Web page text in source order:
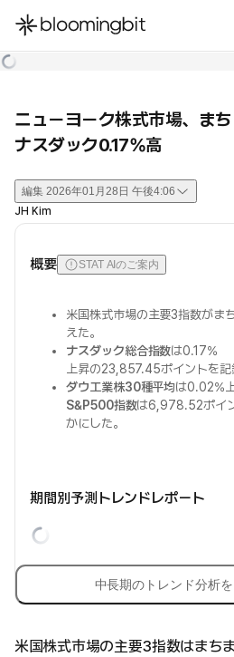
한국어
ニューヨーク株式市場、ま
ナスダック0.17%高
編集 2026年01月28日 午後4:06
JH Kim
概要 STAT AIのご案内
米国株式市場の主要3指数がま
えた。
ナスダック総合指数は0.17%
上昇の23,857.45ポイントを記
ダウ工業株30種平均は0.02%上
S&P500指数は6,978.52ポイ
かにした。
期間別予測トレンドレポート
中長期のトレンド分析
米国株式市場の主要3指数はまち